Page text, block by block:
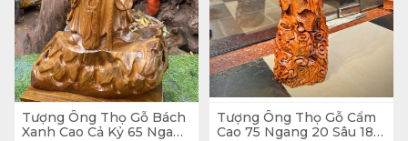
Tượng Ông Thọ Gỗ Bách
Xanh Cao Cả Kỷ 65 Ngang
Tượng Ông Thọ Gỗ Cẩm
Cao 75 Ngang 20 Sâu 18